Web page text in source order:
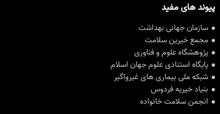
پیوند های مفید
سازمان جهانی بهداشت
مجمع خیرین سلامت
پژوهشگاه علوم و فناوری
پایگاه استنادی علوم جهان اسلام
شبکه ملی بیماری های غیرواگیر
بنیاد خیریه فردوس
انجمن سلامت خانواده